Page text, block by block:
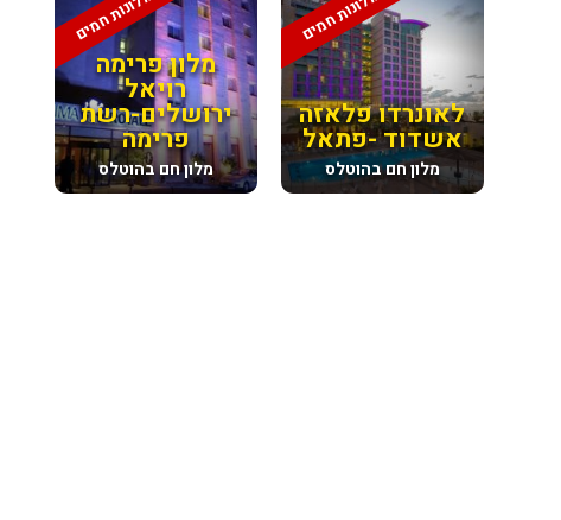
מלונות חמים
מלון פרימה
רויאל
ירושלים-רשת
פרימה
מלון חם בהוטלס
מלונות חמים
לאונרדו פלאזה
אשדוד -פתאל
מלון חם בהוטלס